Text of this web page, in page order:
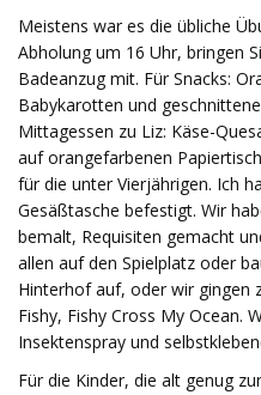
Meistens war es die übliche
Abholung um 16 Uhr, bringen
Badeanzug mit. Für Snacks:
Babykarotten und
Mittagessen zu Liz: Käse-
auf orangefarbenen
für die unter Vierjährigen. Ich
Gesäßtasche befestigt. Wir
bemalt, Requisiten gemacht
allen auf den Spielplatz oder
Hinterhof auf, oder wir gingen
Fishy, ​​Fishy Cross My Ocean.
Insektenspray und
Für die Kinder, die alt genug